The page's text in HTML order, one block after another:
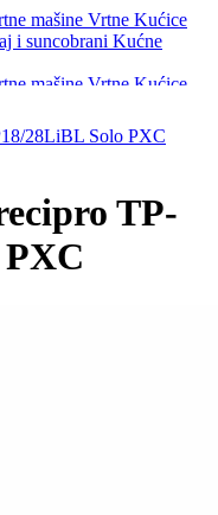
mašine Vrtne Kućice
i suncobrani Kućne
mašine Vrtne Kućice
28LiBL Solo PXC
TP-